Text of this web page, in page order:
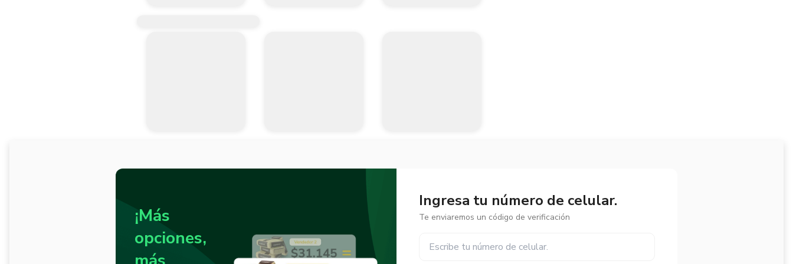
¡Más
opciones,
Ingresa tu número de celular.
Te enviaremos un código de verificación